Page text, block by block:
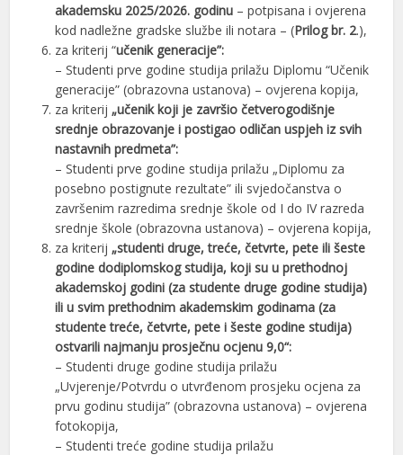
akademsku 2025/2026. godinu – potpisana i ovjerena
kod nadležne gradske službe ili notara – (Prilog br. 2.),
za kriterij “učenik generacije”:
– Studenti prve godine studija prilažu Diplomu “Učenik
generacije” (obrazovna ustanova) – ovjerena kopija,
za kriterij„učenik koji je završio četverogodišnje
srednje obrazovanje i postigao odličan uspjeh iz svih
nastavnih predmeta”:
– Studenti prve godine studija prilažu „Diplomu za
posebno postignute rezultate” ili svjedočanstva o
završenim razredima srednje škole od I do IV razreda
srednje škole (obrazovna ustanova) – ovjerena kopija,
za kriterij „studenti druge, treće, četvrte, pete ili šeste
godine dodiplomskog studija, koji su u prethodnoj
akademskoj godini (za studente druge godine studija)
ili u svim prethodnim akademskim godinama (za
studente treće, četvrte, pete i šeste godine studija)
ostvarili najmanju prosječnu ocjenu 9,0“:
– Studenti druge godine studija prilažu
„Uvjerenje/Potvrdu o utvrđenom prosjeku ocjena za
prvu godinu studija” (obrazovna ustanova) – ovjerena
fotokopija,
– Studenti treće godine studija prilažu